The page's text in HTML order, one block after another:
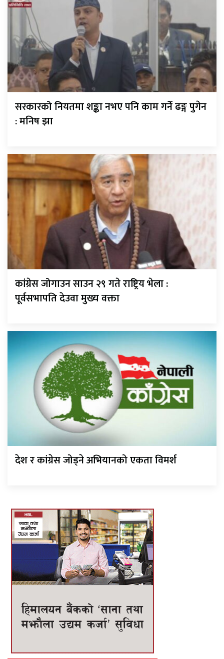
सरकारको नियतमा शङ्का नभए पनि काम गर्ने ढङ्ग पुगेन
: मनिष झा
कांग्रेस जोगाउन साउन २९ गते राष्ट्रिय भेला :
पूर्वसभापति देउवा मुख्य वक्ता
देश र कांग्रेस जोड्ने अभियानको एकता विमर्श